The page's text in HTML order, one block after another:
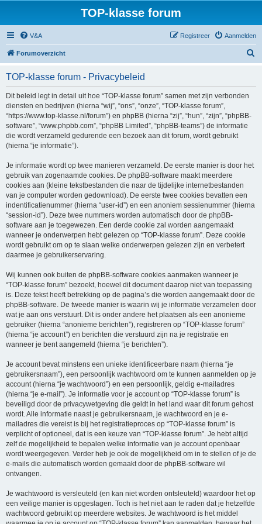
TOP-klasse forum
V&A Aanmelden
Registreer
Forumoverzicht
TOP-klasse forum - Privacybeleid
Dit beleid legt in detail uit hoe “TOP-klasse forum” samen met zijn verbonden
diensten en bedrijven (hierna “wij”, “ons”, “onze”, “TOP-klasse forum”,
“https://www.top-klasse.nl/forum”) en phpBB (hierna “zij”, “hun”, “zijn”, “phpBB-
software”, “www.phpbb.com”, “phpBB Limited”, “phpBB-teams”) de informatie
die wordt verzameld gedurende een bezoek aan dit forum, wordt gebruikt
(hierna “je informatie”).
Je informatie wordt op twee manieren verzameld. De eerste manier is door het
gebruik van zogenaamde cookies. De phpBB-software maakt meerdere
cookies aan (kleine tekstbestanden die naar de tijdelijke internetbestanden
van je computer worden gedownload). De eerste twee cookies bevatten een
indentificatienummer (hierna “user-id”) en een anoniem sessienummer (hierna
“session-id”). Deze twee nummers worden automatisch door de phpBB-
software aan je toegewezen. Een derde cookie zal worden aangemaakt
wanneer je onderwerpen hebt gelezen op “TOP-klasse forum”. Deze cookie
wordt gebruikt om op te slaan welke onderwerpen gelezen zijn en verbetert
daarmee je gebruikerservaring.
Wij kunnen ook buiten de phpBB-software cookies aanmaken wanneer je
“TOP-klasse forum” bezoekt, hoewel dit document daarop niet van toepassing
is. Deze tekst heeft betrekking op de pagina’s die worden aangemaakt door de
phpBB-software. De tweede manier is waarin wij je informatie verzamelen door
wat je aan ons verstuurt. Dit is onder andere het plaatsen als een anonieme
gebruiker (hierna “anonieme berichten”), registreren op “TOP-klasse forum”
(hierna “je account”) en berichten die verstuurd zijn na je registratie en
wanneer je bent aangemeld (hierna “je berichten”).
Je account bevat minstens een unieke identificeerbare naam (hierna “je
gebruikersnaam”), een persoonlijk wachtwoord om te kunnen aanmelden op je
account (hierna “je wachtwoord”) en een persoonlijk, geldig e-mailadres
(hierna “je e-mail”). Je informatie voor je account op “TOP-klasse forum” is
beveiligd door de privacywetgeving die geldt in het land waar dit forum gehost
wordt. Alle informatie naast je gebruikersnaam, je wachtwoord en je e-
mailadres die vereist is bij het registratieproces op “TOP-klasse forum” is
verplicht of optioneel, dat is een keuze van “TOP-klasse forum”. Je hebt altijd
zelf de mogelijkheid te bepalen welke informatie van je account openbaar
wordt weergegeven. Verder heb je ook de mogelijkheid om in te stellen of je de
e-mails die automatisch worden gemaakt door de phpBB-software wil
ontvangen.
Je wachtwoord is versleuteld (en kan niet worden ontsleuteld) waardoor het op
een veilige manier is opgeslagen. Toch is het niet aan te raden dat je hetzelfde
wachtwoord gebruikt op meerdere websites. Je wachtwoord is het middel